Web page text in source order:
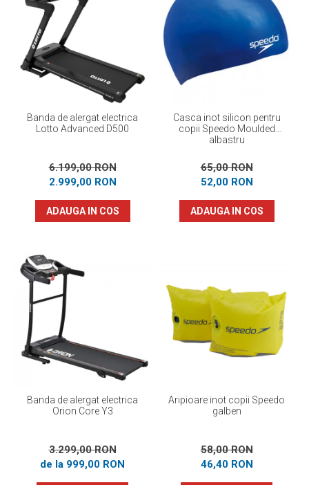
Banda de alergat electrica
Lotto Advanced D500
6.199,00 RON
2.999,00 RON
ADAUGA IN COS
Casca inot silicon pentru
copii Speedo Moulded
albastru
65,00 RON
52,00 RON
ADAUGA IN COS
Banda de alergat electrica
Orion Core Y3
3.299,00 RON
de la 999,00 RON
Aripioare inot copii Speedo
galben
58,00 RON
46,40 RON